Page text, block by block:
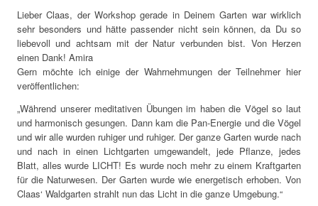
Lieber Claas, der Workshop gerade in Deinem Garten war wirklich
sehr besonders und hätte passender nicht sein können, da Du so
liebevoll und achtsam mit der Natur verbunden bist. Von Herzen
einen Dank! Amira
Gern möchte ich einige der Wahrnehmungen der Teilnehmer hier
veröffentlichen:
„Während unserer meditativen Übungen im haben die Vögel so laut
und harmonisch gesungen. Dann kam die Pan-Energie und die Vögel
und wir alle wurden ruhiger und ruhiger. Der ganze Garten wurde nach
und nach in einen Lichtgarten umgewandelt, jede Pflanze, jedes
Blatt, alles wurde LICHT! Es wurde noch mehr zu einem Kraftgarten
für die Naturwesen. Der Garten wurde wie energetisch erhoben. Von
Claas‘ Waldgarten strahlt nun das Licht in die ganze Umgebung.“